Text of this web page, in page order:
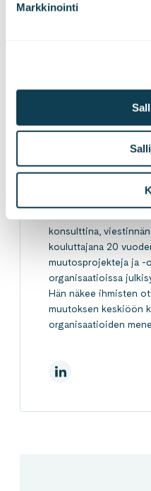
Markkinointi
Pipsa on viestinnän
konsulttina,
kouluttajana 20
muutosprojekteja ja -
organisaatioissa
Hän näkee ihmisten
muutoksen keskiöön
organisaatioiden
LinkedInissä